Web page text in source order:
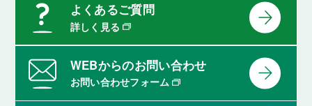
よくあるご質問
詳しく見る
WEBからのお問い合わせ
お問い合わせフォーム